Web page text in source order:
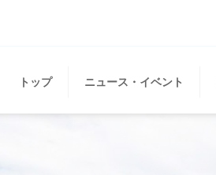
トップ ニュース・イベント